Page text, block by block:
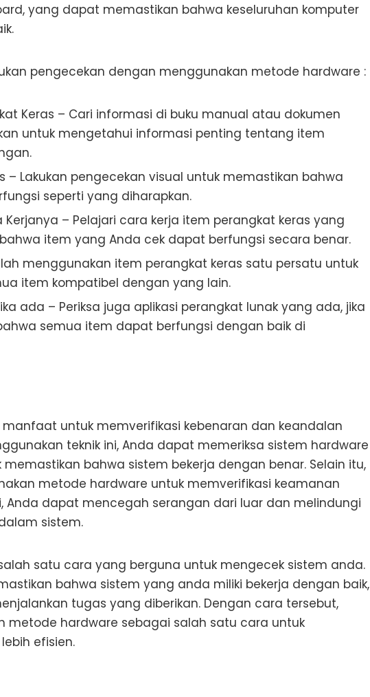
yang dapat memastikan bahwa keseluruhan komputer
pengecekan dengan menggunakan metode hardware :
Keras – Cari informasi di buku manual atau dokumen
untuk mengetahui informasi penting tentang item
– Lakukan pengecekan visual untuk memastikan bahwa
seperti yang diharapkan.
– Pelajari cara kerja item perangkat keras yang
item yang Anda cek dapat berfungsi secara benar.
menggunakan item perangkat keras satu persatu untuk
item kompatibel dengan yang lain.
ada – Periksa juga aplikasi perangkat lunak yang ada, jika
semua item dapat berfungsi dengan baik di
untuk memverifikasi kebenaran dan keandalan
teknik ini, Anda dapat memeriksa sistem hardware
bahwa sistem bekerja dengan benar. Selain itu,
metode hardware untuk memverifikasi keamanan
Anda dapat mencegah serangan dari luar dan melindungi
sistem.
satu cara yang berguna untuk mengecek sistem anda.
bahwa sistem yang anda miliki bekerja dengan baik,
tugas yang diberikan. Dengan cara tersebut,
metode hardware sebagai salah satu cara untuk
efisien.